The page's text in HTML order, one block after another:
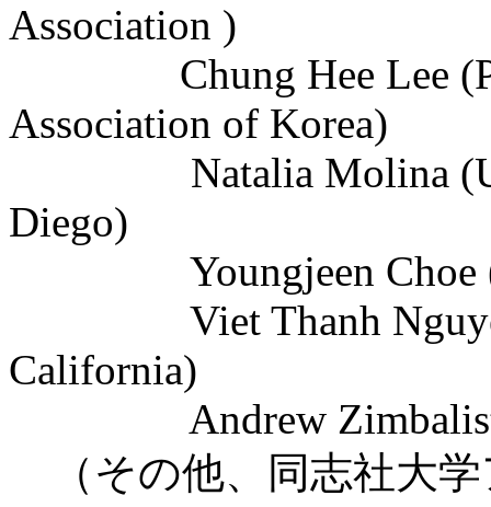
Association )
Chung Hee Lee
Association of Korea)
Natalia Molina
Diego)
Youngjeen Choe
Viet Thanh Nguyen
California)
Andrew Zimbalist
（その他、同志社大学